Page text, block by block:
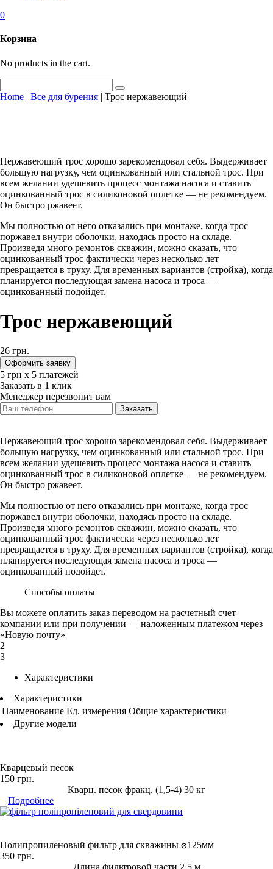
0
Корзина
No products in the cart.
Home | Все для бурения | Трос нержавеющий
Нержавеющий трос хорошо зарекомендовал себя. Выдерживает
большую нагрузку, чем оцинкованный или стальной трос. При
всем желании удешевить процесс монтажа насоса и ставить
оцинкованный трос в силиконовой оплетке — не рекомендуем.
Он быстро ржавеет.
Мы полностью от него отказались при монтаже, когда трос
поржавел внутри оболочки, находясь просто на складе.
Произведя много ремонтов скважин, можно сказать, что
оцинкованный трос фактически через несколько лет
превращается в труху. Для временных вариантов (стройка), когда
планируется последующая замена насоса и троса —
оцинкованный подойдет.
Трос нержавеющий
26 грн.
Оформить заявку
5 ‎грн х 5 платежей
Заказать в 1 клик
Менеджер перезвонит вам
Заказать
Нержавеющий трос хорошо зарекомендовал себя. Выдерживает
большую нагрузку, чем оцинкованный или стальной трос. При
всем желании удешевить процесс монтажа насоса и ставить
оцинкованный трос в силиконовой оплетке — не рекомендуем.
Он быстро ржавеет.
Мы полностью от него отказались при монтаже, когда трос
поржавел внутри оболочки, находясь просто на складе.
Произведя много ремонтов скважин, можно сказать, что
оцинкованный трос фактически через несколько лет
превращается в труху. Для временных вариантов (стройка), когда
планируется последующая замена насоса и троса —
оцинкованный подойдет.
Способы оплаты
Вы можете оплатить заказ переводом на расчетный счет
компании или при получении — наложенным платежом через
«Новую почту»
2
3
Характеристики
Характеристики
Наименование Ед. измерения Общие характеристики
Другие модели
Кварцевый песок
150 грн.
Кварц. песок фракц. (1,5-4) 30 кг
Подробнее
Полипропиленовый фильтр для скважины ⌀125мм
350 грн.